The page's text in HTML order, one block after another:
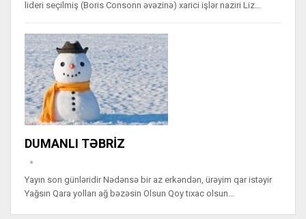
lideri seçilmiş (Boris Consonn əvəzinə) xarici işlər naziri Liz…
DUMANLI TƏBRİZ
Yayın son günləridir Nədənsə bir az erkəndən, ürəyim qar istəyir
Yağsın Qara yolları ağ bəzəsin Olsun Qoy tıxac olsun…